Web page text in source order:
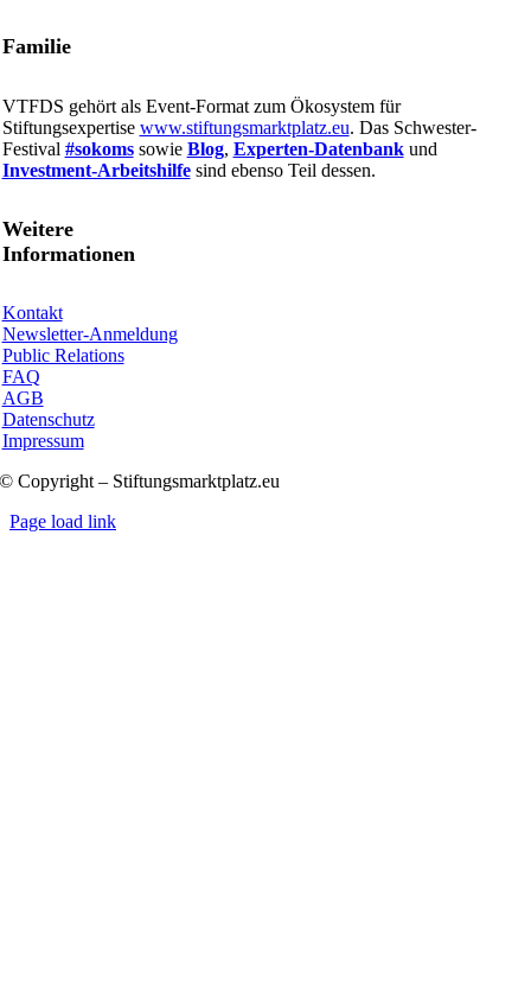
Familie
VTFDS gehört als Event-Format zum Ökosystem für
Stiftungsexpertise www.stiftungsmarktplatz.eu. Das Schwester-
Festival #sokomssowie Blog, Experten-Datenbankund
Investment-Arbeitshilfesind ebenso Teil dessen.
Weitere
Informationen
Kontakt
Newsletter-Anmeldung
Public Relations
FAQ
AGB
Datenschutz
Impressum
© Copyright – Stiftungsmarktplatz.eu
Page load link